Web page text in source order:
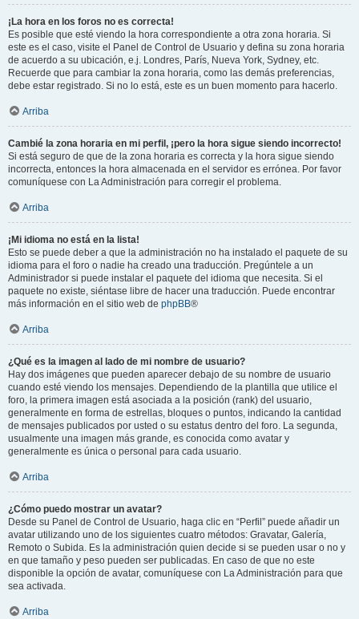
¡La hora en los foros no es correcta!
Es posible que esté viendo la hora correspondiente a otra zona horaria. Si
este es el caso, visite el Panel de Control de Usuario y defina su zona horaria
de acuerdo a su ubicación, e.j. Londres, París, Nueva York, Sydney, etc.
Recuerde que para cambiar la zona horaria, como las demás preferencias,
debe estar registrado. Si no lo está, este es un buen momento para hacerlo.
Arriba
Cambié la zona horaria en mi perfil, ¡pero la hora sigue siendo incorrecto!
Si está seguro de que de la zona horaria es correcta y la hora sigue siendo
incorrecta, entonces la hora almacenada en el servidor es errónea. Por favor
comuníquese con La Administración para corregir el problema.
Arriba
¡Mi idioma no está en la lista!
Esto se puede deber a que la administración no ha instalado el paquete de su
idioma para el foro o nadie ha creado una traducción. Pregúntele a un
Administrador si puede instalar el paquete del idioma que necesita. Si el
paquete no existe, siéntase libre de hacer una traducción. Puede encontrar
más información en el sitio web de phpBB®
Arriba
¿Qué es la imagen al lado de mi nombre de usuario?
Hay dos imágenes que pueden aparecer debajo de su nombre de usuario
cuando esté viendo los mensajes. Dependiendo de la plantilla que utilice el
foro, la primera imagen está asociada a la posición (rank) del usuario,
generalmente en forma de estrellas, bloques o puntos, indicando la cantidad
de mensajes publicados por usted o su estatus dentro del foro. La segunda,
usualmente una imagen más grande, es conocida como avatar y
generalmente es única o personal para cada usuario.
Arriba
¿Cómo puedo mostrar un avatar?
Desde su Panel de Control de Usuario, haga clic en “Perfil” puede añadir un
avatar utilizando uno de los siguientes cuatro métodos: Gravatar, Galería,
Remoto o Subida. Es la administración quien decide si se pueden usar o no y
en que tamaño y peso pueden ser publicadas. En caso de que no este
disponible la opción de avatar, comuníquese con La Administración para que
sea activada.
Arriba